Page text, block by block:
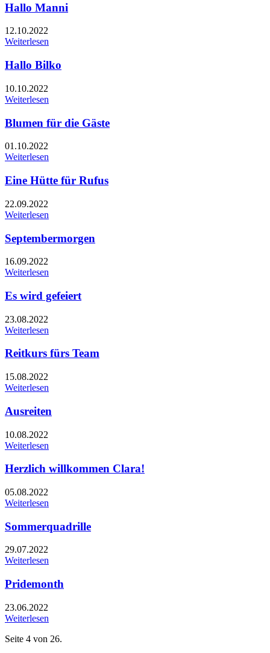
Hallo Manni
12.10.2022
Weiterlesen
Hallo Bilko
10.10.2022
Weiterlesen
Blumen für die Gäste
01.10.2022
Weiterlesen
Eine Hütte für Rufus
22.09.2022
Weiterlesen
Septembermorgen
16.09.2022
Weiterlesen
Es wird gefeiert
23.08.2022
Weiterlesen
Reitkurs fürs Team
15.08.2022
Weiterlesen
Ausreiten
10.08.2022
Weiterlesen
Herzlich willkommen Clara!
05.08.2022
Weiterlesen
Sommerquadrille
29.07.2022
Weiterlesen
Pridemonth
23.06.2022
Weiterlesen
Seite 4 von 26.